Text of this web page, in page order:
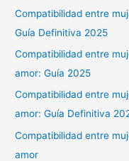
Compatibilidad entre
Guía Definitiva 2025
Compatibilidad entre
amor: Guía 2025
Compatibilidad entre
amor: Guía Definitiva
Compatibilidad entre
amor